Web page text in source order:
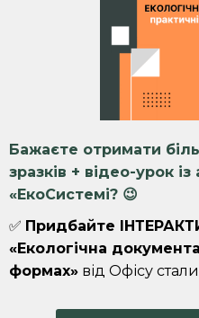
Бажаєте отримати
зразків + відео-урок
«ЕкоСистемі? 😉
✅ Придбайте
«Екологічна
формах» від Офісу